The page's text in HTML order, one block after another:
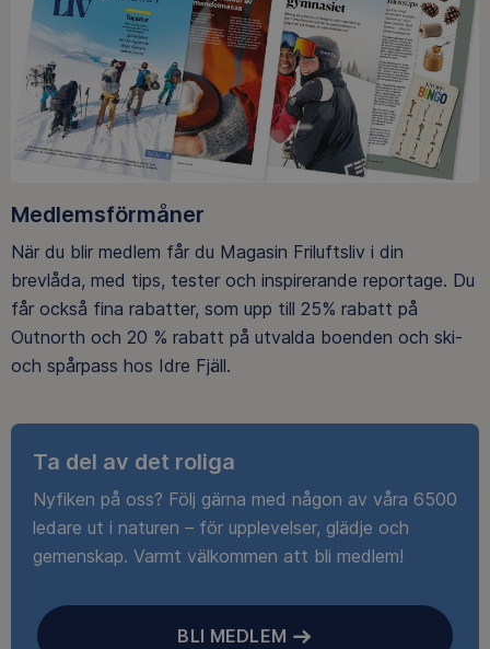
Medlemsförmåner
När du blir medlem får du Magasin Friluftsliv i din
brevlåda, med tips, tester och inspirerande reportage. Du
får också fina rabatter, som upp till 25% rabatt på
Outnorth och 20 % rabatt på utvalda boenden och ski-
och spårpass hos Idre Fjäll.
Ta del av det roliga
Nyfiken på oss? Följ gärna med någon av våra 6500
ledare ut i naturen – för upplevelser, glädje och
gemenskap. Varmt välkommen att bli medlem!
BLI MEDLEM